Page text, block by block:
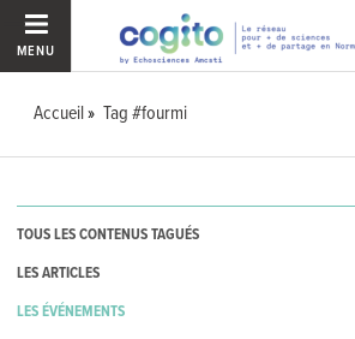
MENU
Accueil Tag #fourmi
TOUS LES CONTENUS TAGUÉS
LES ARTICLES
LES ÉVÉNEMENTS